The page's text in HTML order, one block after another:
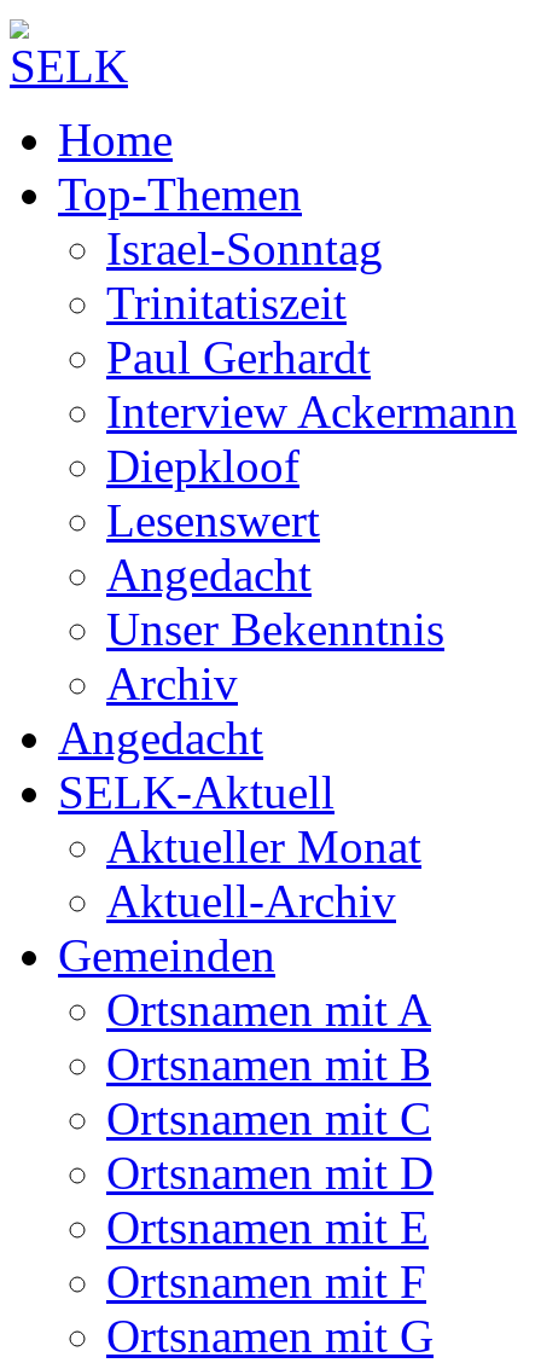
Home
Top-Themen
Israel-Sonntag
Trinitatiszeit
Paul Gerhardt
Interview Ackermann
Diepkloof
Lesenswert
Angedacht
Unser Bekenntnis
Archiv
Angedacht
SELK-Aktuell
Aktueller Monat
Aktuell-Archiv
Gemeinden
Ortsnamen mit A
Ortsnamen mit B
Ortsnamen mit C
Ortsnamen mit D
Ortsnamen mit E
Ortsnamen mit F
Ortsnamen mit G